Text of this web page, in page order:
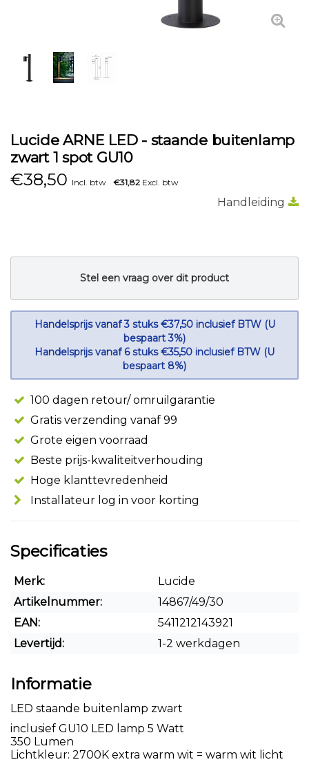
Lucide ARNE LED - staande buitenlamp
zwart 1 spot GU10
€38,50 Incl. btw €31,82 Excl. btw
Handleiding
Stel een vraag over dit product
Handelsprijs vanaf 3 stuks €37,50 inclusief BTW (U
bespaart 3%)
Handelsprijs vanaf 6 stuks €35,50 inclusief BTW (U
bespaart 8%)
100 dagen retour/ omruilgarantie
Gratis verzending vanaf 99
Grote eigen voorraad
Beste prijs-kwaliteitverhouding
Hoge klanttevredenheid
Installateur log in voor korting
Specificaties
Merk:
Lucide
Artikelnummer:
14867/49/30
EAN:
5411212143921
Levertijd:
1-2 werkdagen
Informatie
LED staande buitenlamp zwart
inclusief GU10 LED lamp 5 Watt
350 Lumen
Lichtkleur: 2700K extra warm wit = warm wit licht